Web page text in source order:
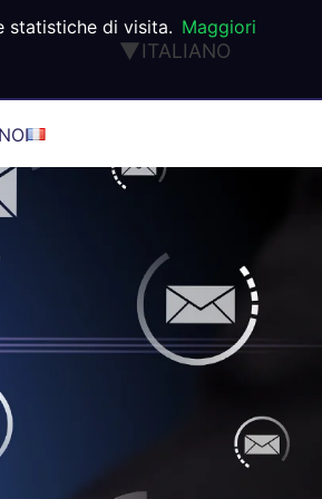
ITALIANO
DEUTSCH
TÜRK
statistiche di visita. Maggiori